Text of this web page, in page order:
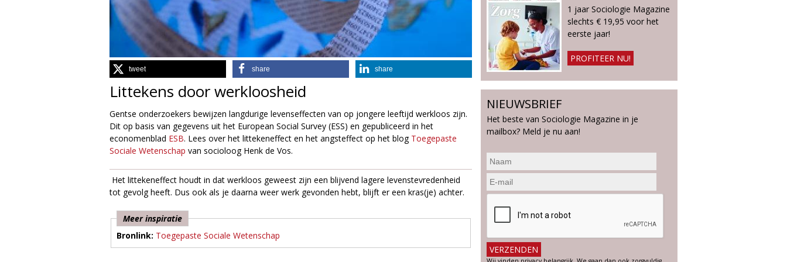
g
e
M
a
g
a
z
i
n
tweet share share
Littekens door werkloosheid
Gentse onderzoekers bewijzen langdurige levenseffecten van op jongere leeftijd werkloos zijn.
Dit op basis van gegevens uit het European Social Survey (ESS) en gepubliceerd in het
economenblad ESB. Lees over het littekeneffect en het angsteffect op het blog Toegepaste
Sociale Wetenschap van socioloog Henk de Vos.
Het littekeneffect houdt in dat werkloos geweest zijn een blijvend lagere levenstevredenheid
tot gevolg heeft. Dus ook als je daarna weer werk gevonden hebt, blijft er een kras(je) achter.
Meer inspiratie
Bronlink: Toegepaste Sociale Wetenschap
1 jaar Sociologie Magazine
slechts € 19,95 voor het
eerste jaar!
PROFITEER NU!
NIEUWSBRIEF
Het beste van Sociologie Magazine in je
mailbox? Meld je nu aan!